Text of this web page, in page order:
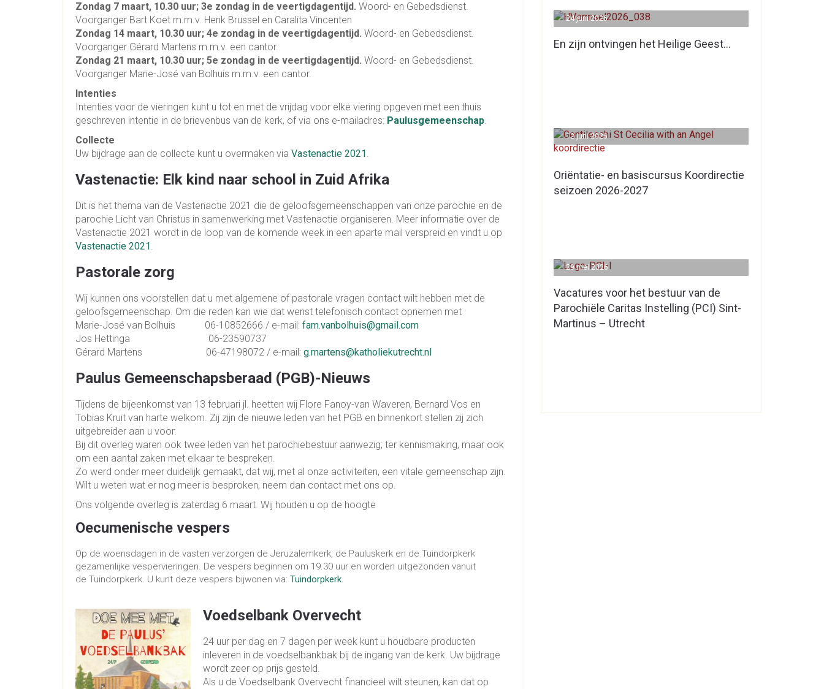
Zondag 7 maart, 10.30 uur; 3e zondag in de veertigdagentijd. Woord- en Gebedsdienst.
Voorganger Bart Koet m.m.v. Henk Brussel en Caralita Vincenten
Zondag 14 maart, 10.30 uur; 4e zondag in de veertigdagentijd. Woord- en Gebedsdienst.
Voorganger Gérard Martens m.m.v. een cantor.
Zondag 21 maart, 10.30 uur; 5e zondag in de veertigdagentijd. Woord- en Gebedsdienst.
Voorganger Marie-José van Bolhuis m.m.v. een cantor.
Intenties
Intenties voor de vieringen kunt u tot en met de vrijdag voor elke viering opgeven met een thuis
geschreven intentie in de brievenbus van de kerk, of via ons e-mailadres: Paulusgemeenschap.
Collecte
Uw bijdrage aan de collecte kunt u overmaken via Vastenactie 2021 .
Vastenactie: Elk kind naar school in Zuid Afrika
Dit is het thema van de Vastenactie 2021 die de geloofsgemeenschappen van onze parochie en de
parochie Licht van Christus in samenwerking met Vastenactie organiseren. Meer informatie over de
Vastenactie 2021 wordt in de loop van de komende week in een aparte mail verspreid en vindt u op
Vastenactie 2021 .
Pastorale zorg
Wij kunnen ons voorstellen dat u met algemene of pastorale vragen contact wilt hebben met de
geloofsgemeenschap. Om die reden kan wie dat wenst telefonisch contact opnemen met
Marie-José van Bolhuis 06-10852666 / e-mail: fam.vanbolhuis@gmail.com
Jos Hettinga 06-23590737
Gérard Martens 06-47198072 / e-mail: g.martens@katholiekutrecht.nl
Paulus Gemeenschapsberaad (PGB)-Nieuws
Tijdens de bijeenkomst van 13 februari jl. heetten wij Flore Fanoy-van Waveren, Bernard Vos en
Tobias Kruit van harte welkom. Zij zijn de nieuwe leden van het PGB en binnenkort stellen zij zich
uitgebreider aan u voor.
Bij dit overleg waren ook twee leden van het parochiebestuur aanwezig; ter kennismaking, maar ook
om een aantal zaken met elkaar te bespreken.
Zo werd onder meer duidelijk gemaakt, dat wij, met al onze activiteiten, een vitale gemeenschap zijn.
Wilt u weten wat er nog meer is besproken, neem dan contact met ons op.
Ons volgende overleg is zaterdag 6 maart. Wij houden u op de hoogte
Oecumenische vespers
Op de woensdagen in de vasten verzorgen de Jeruzalemkerk, de Pauluskerk en de Tuindorpkerk
gezamenlijke vespervieringen. De vespers beginnen om 19.30 uur en worden uitgezonden vanuit
de Tuindorpkerk. U kunt deze vespers bijwonen via: Tuindorpkerk.
Voedselbank Overvecht
24 uur per dag en 7 dagen per week kunt u houdbare producten
inleveren in de voedselbankbak bij de ingang van de kerk. Uw bijdrage
wordt zeer op prijs gesteld.
Als u de Voedselbank Overvecht financieel wilt steunen, kan dat op
En zijn ontvingen het Heilige Geest…
24 juni 2026
Oriëntatie- en basiscursus Koordirectie
seizoen 2026-2027
12 juni 2026
Vacatures voor het bestuur van de
Parochiële Caritas Instelling (PCI) Sint-
Martinus – Utrecht
29 mei 2026